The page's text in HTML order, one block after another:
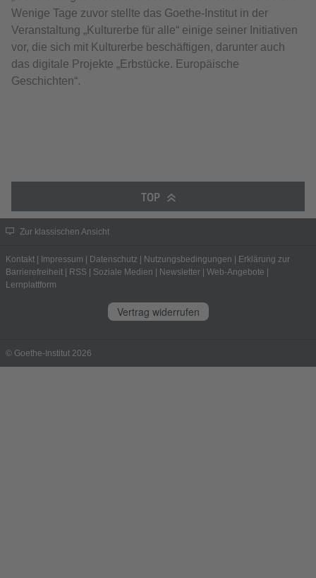
Wenige Tage zuvor stellte das Goethe-Institut in der
Veranstaltung „Kulturerbe für alle“ einige seiner Initiativen
vor, die sich mit Kulturerbe beschäftigen, darunter auch
das digitale Projekte „Erbstücke. Europäische
Geschichten“.
TOP
Zur klassischen Ansicht
Kontakt | Impressum | Datenschutz | Nutzungsbedingungen | Erklärung zur
Barrierefreiheit | RSS | Soziale Medien | Newsletter | Web-Angebote |
Lernplattform
Vertrag widerrufen
© Goethe-Institut 2026